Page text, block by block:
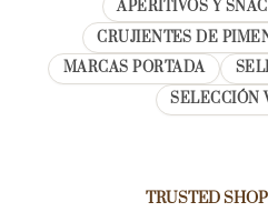
APERITIVOS Y
CRUJIENTES DE
MARCAS PORTADA
SELECCIÓN
TRUSTED